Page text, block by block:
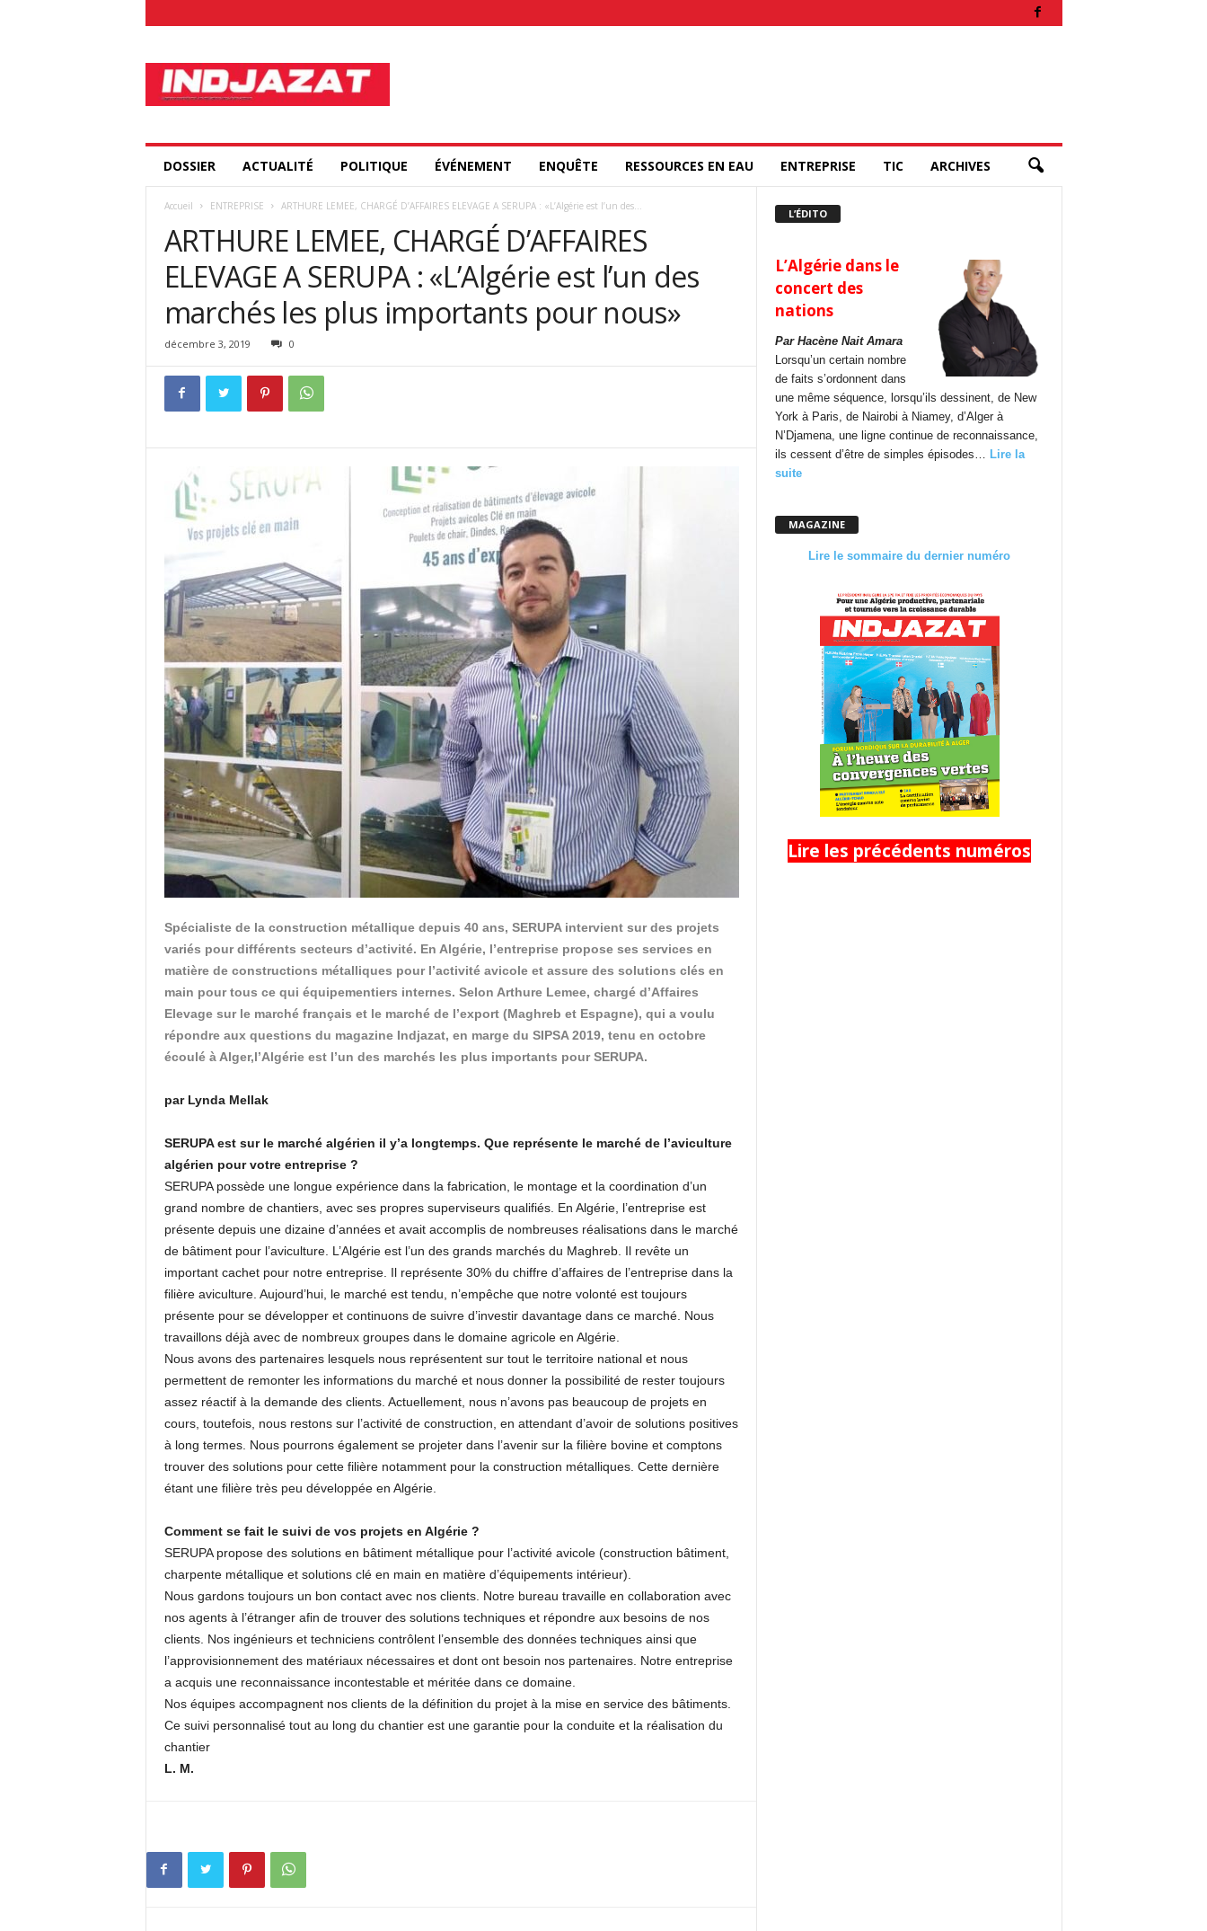
n
DOSSIER ACTUALITÉ POLITIQUE ÉVÉNEMENT ENQUÊTE RESSOURCES EN EAU ENTREPRISE TIC ARCHIVES
Accueil ENTREPRISE ARTHURE LEMEE, CHARGÉ D’AFFAIRES ELEVAGE A SERUPA : «L’Algérie est l’un des...
ARTHURE LEMEE, CHARGÉ D’AFFAIRES
ELEVAGE A SERUPA : «L’Algérie est l’un des
marchés les plus importants pour nous»
décembre 3, 2019 0
Spécialiste de la construction métallique depuis 40 ans, SERUPA intervient sur des projets
variés pour différents secteurs d’activité. En Algérie, l’entreprise propose ses services en
matière de constructions métalliques pour l’activité avicole et assure des solutions clés en
main pour tous ce qui équipementiers internes. Selon Arthure Lemee, chargé d’Affaires
Elevage sur le marché français et le marché de l’export (Maghreb et Espagne), qui a voulu
répondre aux questions du magazine Indjazat, en marge du SIPSA 2019, tenu en octobre
écoulé à Alger,l’Algérie est l’un des marchés les plus importants pour SERUPA.
par Lynda Mellak
SERUPA est sur le marché algérien il y’a longtemps. Que représente le marché de l’aviculture
algérien pour votre entreprise ?
SERUPA possède une longue expérience dans la fabrication, le montage et la coordination d’un
grand nombre de chantiers, avec ses propres superviseurs qualifiés. En Algérie, l’entreprise est
présente depuis une dizaine d’années et avait accomplis de nombreuses réalisations dans le marché
de bâtiment pour l’aviculture. L’Algérie est l’un des grands marchés du Maghreb. Il revête un
important cachet pour notre entreprise. Il représente 30% du chiffre d’affaires de l’entreprise dans la
filière aviculture. Aujourd’hui, le marché est tendu, n’empêche que notre volonté est toujours
présente pour se développer et continuons de suivre d’investir davantage dans ce marché. Nous
travaillons déjà avec de nombreux groupes dans le domaine agricole en Algérie.
Nous avons des partenaires lesquels nous représentent sur tout le territoire national et nous
permettent de remonter les informations du marché et nous donner la possibilité de rester toujours
assez réactif à la demande des clients. Actuellement, nous n’avons pas beaucoup de projets en
cours, toutefois, nous restons sur l’activité de construction, en attendant d’avoir de solutions positives
à long termes. Nous pourrons également se projeter dans l’avenir sur la filière bovine et comptons
trouver des solutions pour cette filière notamment pour la construction métalliques. Cette dernière
étant une filière très peu développée en Algérie.
Comment se fait le suivi de vos projets en Algérie ?
SERUPA propose des solutions en bâtiment métallique pour l’activité avicole (construction bâtiment,
charpente métallique et solutions clé en main en matière d’équipements intérieur).
Nous gardons toujours un bon contact avec nos clients. Notre bureau travaille en collaboration avec
nos agents à l’étranger afin de trouver des solutions techniques et répondre aux besoins de nos
clients. Nos ingénieurs et techniciens contrôlent l’ensemble des données techniques ainsi que
l’approvisionnement des matériaux nécessaires et dont ont besoin nos partenaires. Notre entreprise
a acquis une reconnaissance incontestable et méritée dans ce domaine.
Nos équipes accompagnent nos clients de la définition du projet à la mise en service des bâtiments.
Ce suivi personnalisé tout au long du chantier est une garantie pour la conduite et la réalisation du
chantier
L. M.
L’ÉDITO
L’Algérie dans le
concert des
nations
Par Hacène Nait Amara
Lorsqu’un certain nombre
de faits s’ordonnent dans
une même séquence, lorsqu’ils dessinent, de New
York à Paris, de Nairobi à Niamey, d’Alger à
N’Djamena, une ligne continue de reconnaissance,
ils cessent d’être de simples épisodes…
Lire la
suite
MAGAZINE
Lire le sommaire du dernier numéro
Lire les précédents numéros